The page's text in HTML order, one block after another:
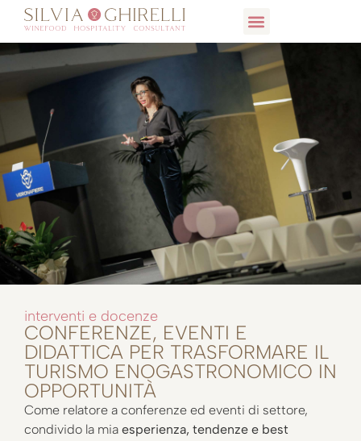
interventi e docenze
CONFERENZE, EVENTI E
DIDATTICA PER TRASFORMARE IL
TURISMO ENOGASTRONOMICO IN
OPPORTUNITÀ
Come relatore a conferenze ed eventi di settore,
condivido la mia esperienza, tendenze e best